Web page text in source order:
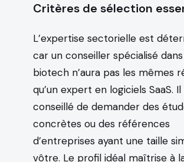
Critères de sélection
L’expertise sectorielle est
car un conseiller spécialisé
biotech n’aura pas les mêmes
qu’un expert en logiciels SaaS.
conseillé de demander des
concrètes ou des références
d’entreprises ayant une taille
vôtre. Le profil idéal maîtrise à